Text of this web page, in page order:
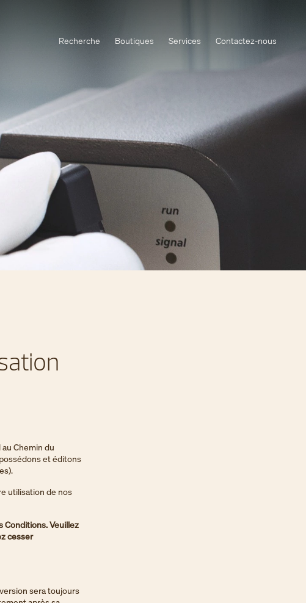
Recherche Boutiques Services Contactez-nous
Chemin du
et éditons
utilisation de nos
Conditions. Veuillez
cesser
sera toujours